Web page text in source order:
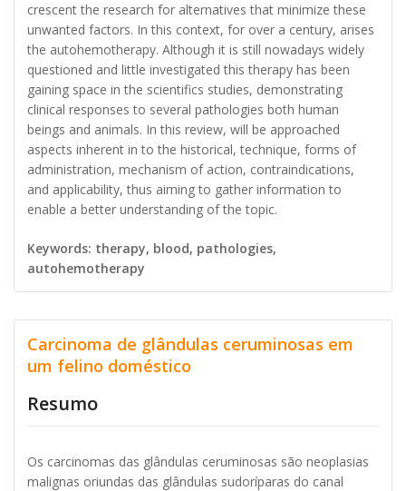
crescent the research for alternatives that minimize these
unwanted factors. In this context, for over a century, arises
the autohemotherapy. Although it is still nowadays widely
questioned and little investigated this therapy has been
gaining space in the scientifics studies, demonstrating
clinical responses to several pathologies both human
beings and animals. In this review, will be approached
aspects inherent in to the historical, technique, forms of
administration, mechanism of action, contraindications,
and applicability, thus aiming to gather information to
enable a better understanding of the topic.
Keywords: therapy, blood, pathologies,
autohemotherapy
Carcinoma de glândulas ceruminosas em
um felino doméstico
Resumo
Os carcinomas das glândulas ceruminosas são neoplasias
malignas oriundas das glândulas sudoríparas do canal